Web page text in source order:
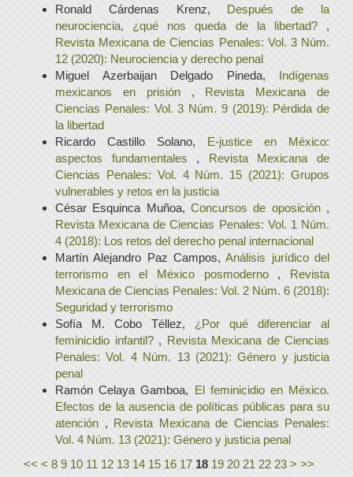
Ronald Cárdenas Krenz, Después de la
neurociencia, ¿qué nos queda de la libertad? ,
Revista Mexicana de Ciencias Penales: Vol. 3 Núm.
12 (2020): Neurociencia y derecho penal
Miguel Azerbaijan Delgado Pineda, Indígenas
mexicanos en prisión , Revista Mexicana de
Ciencias Penales: Vol. 3 Núm. 9 (2019): Pérdida de
la libertad
Ricardo Castillo Solano, E-justice en México:
aspectos fundamentales , Revista Mexicana de
Ciencias Penales: Vol. 4 Núm. 15 (2021): Grupos
vulnerables y retos en la justicia
César Esquinca Muñoa, Concursos de oposición ,
Revista Mexicana de Ciencias Penales: Vol. 1 Núm.
4 (2018): Los retos del derecho penal internacional
Martín Alejandro Paz Campos,Análisis jurídico del
terrorismo en el México posmoderno , Revista
Mexicana de Ciencias Penales: Vol. 2 Núm. 6 (2018):
Seguridad y terrorismo
Sofía M. Cobo Téllez, ¿Por qué diferenciar al
feminicidio infantil? , Revista Mexicana de Ciencias
Penales: Vol. 4 Núm. 13 (2021): Género y justicia
penal
Ramón Celaya Gamboa, El feminicidio en México.
Efectos de la ausencia de políticas públicas para su
atención , Revista Mexicana de Ciencias Penales:
Vol. 4 Núm. 13 (2021): Género y justicia penal
<< < 8 9 10 11 12 13 14 15 16 17 18 19 20 21 22 23 > >>